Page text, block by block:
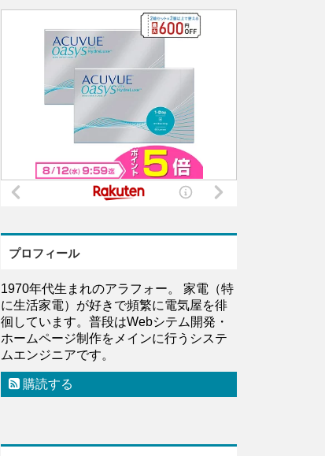
プロフィール
1970年代生まれのアラフォー。 家電（特
に生活家電）が好きで頻繁に電気屋を徘
徊しています。普段はWebシテム開発・
ホームページ制作をメインに行うシステ
ムエンジニアです。
購読する